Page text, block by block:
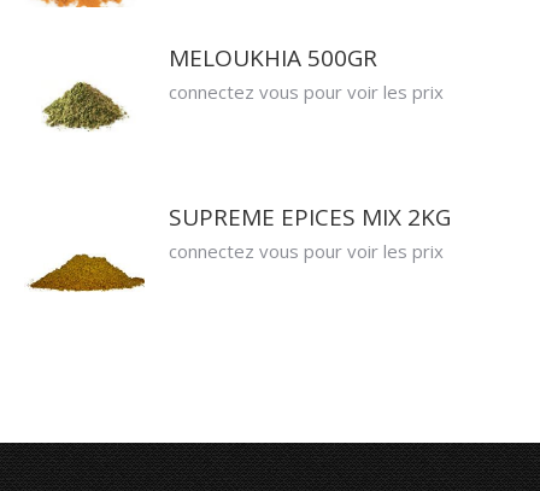
MELOUKHIA 500GR
connectez vous pour voir les prix
SUPREME EPICES MIX 2KG
connectez vous pour voir les prix